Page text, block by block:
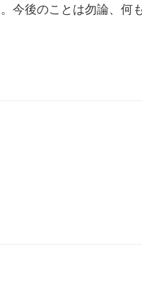
今後のことは勿論、何